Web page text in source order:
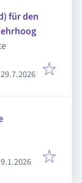
für den
Veröffentlicht:
29.7.2026
Veröffentlicht:
9.1.2026